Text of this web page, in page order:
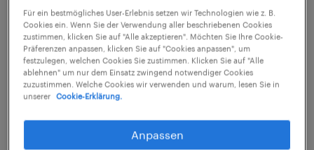
Key Account Manager (m/w/d)
Rostock, Mecklenburg-Vorpommern
Arbeitnehmerüberlassung
€80.000 - €95.000 pro Jahr
Marketing und Vertrieb
Für ein bestmögliches User-Erlebnis setzen wir Technologien wie z. B.
Cookies ein. Wenn Sie der Verwendung aller beschriebenen Cookies
zustimmen, klicken Sie auf "Alle akzeptieren". Möchten Sie Ihre Cookie-
Präferenzen anpassen, klicken Sie auf "Cookies anpassen", um
festzulegen, welchen Cookies Sie zustimmen. Klicken Sie auf "Alle
ablehnen" um nur dem Einsatz zwingend notwendiger Cookies
zuzustimmen. Welche Cookies wir verwenden und warum, lesen Sie in
unserer
Cookie-Erklärung.
Anpassen